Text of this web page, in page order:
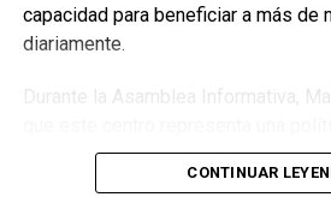
capacidad para beneficiar a más de
diariamente.
Durante la Asamblea Informativa,
por la presidenta Claudia
Secretaría de Seguridad y
CONTINUAR